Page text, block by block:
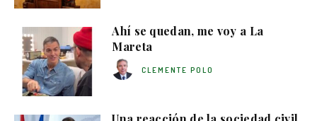
Ahí se quedan, me voy a La
Mareta
CLEMENTE POLO